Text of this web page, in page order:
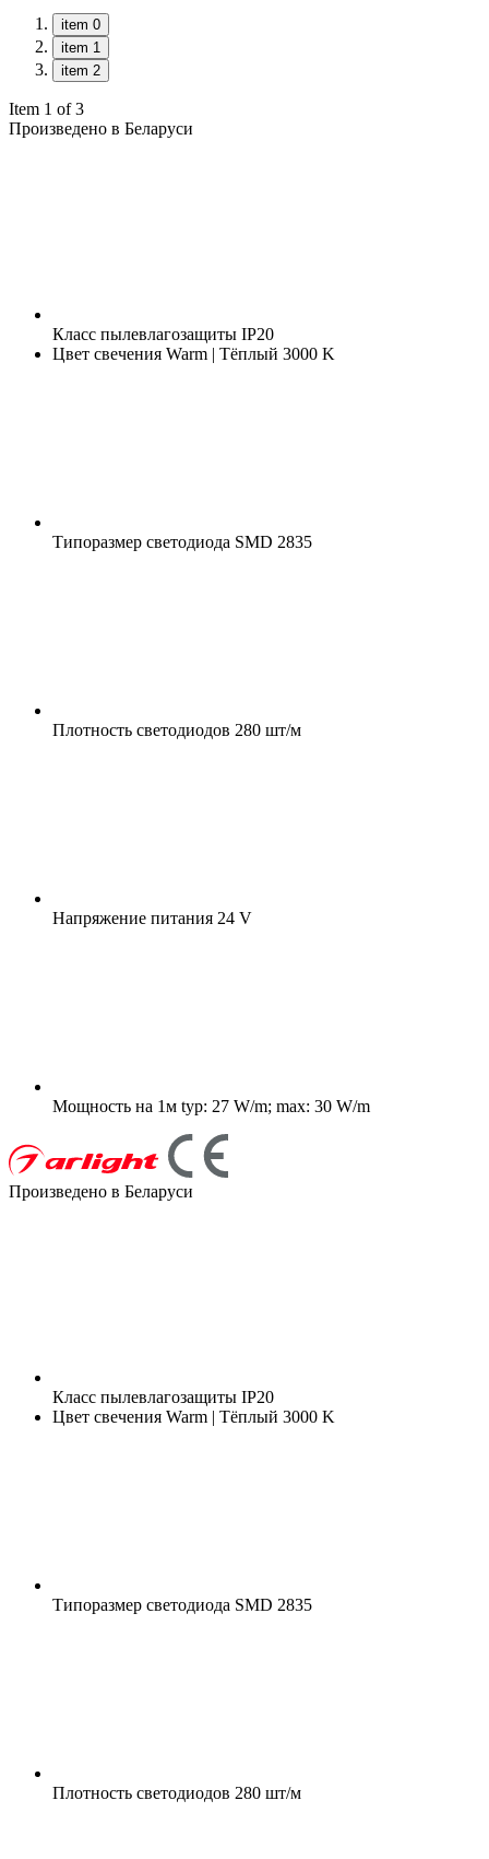
item 0
item 1
item 2
Item 1 of 3
Произведено в Беларуси
Класс пылевлагозащиты IP20
Цвет свечения Warm | Тёплый 3000 K
Типоразмер светодиода SMD 2835
Плотность светодиодов 280 шт/м
Напряжение питания 24 V
Мощность на 1м typ: 27 W/m; max: 30 W/m
Произведено в Беларуси
Класс пылевлагозащиты IP20
Цвет свечения Warm | Тёплый 3000 K
Типоразмер светодиода SMD 2835
Плотность светодиодов 280 шт/м